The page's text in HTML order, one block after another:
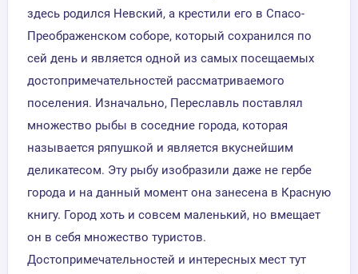
здесь родился Невский, а крестили его в Спасо-
Преображенском соборе, который сохранился по
сей день и является одной из самых посещаемых
достопримечательностей рассматриваемого
поселения. Изначально, Переславль поставлял
множество рыбы в соседние города, которая
называется ряпушкой и является вкуснейшим
деликатесом. Эту рыбу изобразили даже не гербе
города и на данный момент она занесена в Красную
книгу. Город хоть и совсем маленький, но вмещает
он в себя множество туристов.
Достопримечательностей и интересных мест тут